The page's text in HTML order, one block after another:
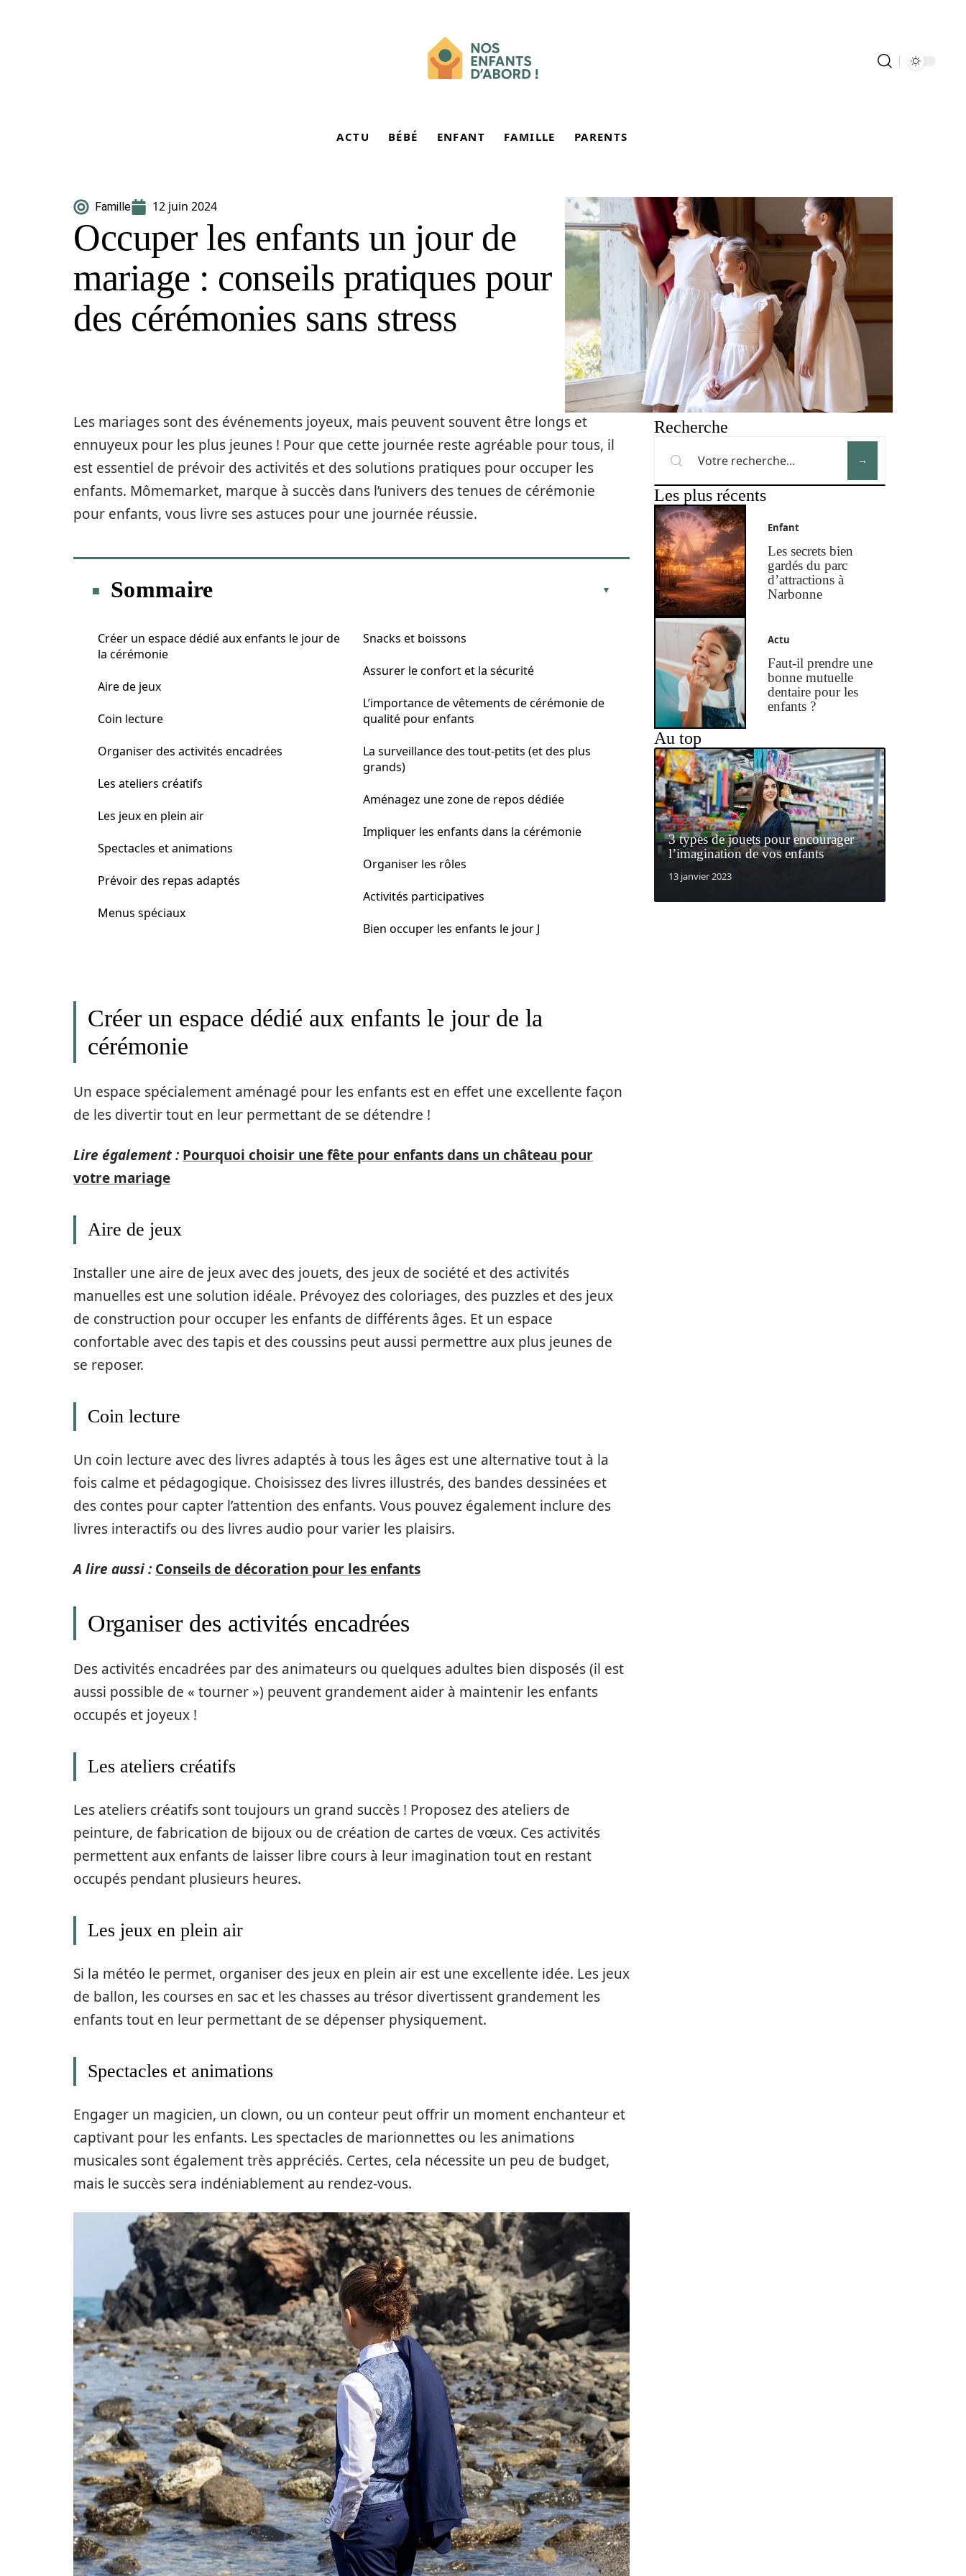
ACTU BÉBÉ ENFANT FAMILLE PARENTS
Famille 12 juin 2024
Occuper les enfants un jour de
mariage : conseils pratiques pour
des cérémonies sans stress
Les mariages sont des événements joyeux, mais peuvent souvent être longs et
ennuyeux pour les plus jeunes ! Pour que cette journée reste agréable pour tous, il
est essentiel de prévoir des activités et des solutions pratiques pour occuper les
enfants. Mômemarket, marque à succès dans l’univers des tenues de cérémonie
pour enfants, vous livre ses astuces pour une journée réussie.
Sommaire
Créer un espace dédié aux enfants le jour de
la cérémonie
Aire de jeux
Coin lecture
Organiser des activités encadrées
Les ateliers créatifs
Les jeux en plein air
Spectacles et animations
Prévoir des repas adaptés
Menus spéciaux
Snacks et boissons
Assurer le confort et la sécurité
L’importance de vêtements de cérémonie de
qualité pour enfants
La surveillance des tout-petits (et des plus
grands)
Aménagez une zone de repos dédiée
Impliquer les enfants dans la cérémonie
Organiser les rôles
Activités participatives
Bien occuper les enfants le jour J
Créer un espace dédié aux enfants le jour de la
cérémonie
Un espace spécialement aménagé pour les enfants est en effet une excellente façon
de les divertir tout en leur permettant de se détendre !
Lire également : Pourquoi choisir une fête pour enfants dans un château pour
votre mariage
Aire de jeux
Installer une aire de jeux avec des jouets, des jeux de société et des activités
manuelles est une solution idéale. Prévoyez des coloriages, des puzzles et des jeux
de construction pour occuper les enfants de différents âges. Et un espace
confortable avec des tapis et des coussins peut aussi permettre aux plus jeunes de
se reposer.
Coin lecture
Un coin lecture avec des livres adaptés à tous les âges est une alternative tout à la
fois calme et pédagogique. Choisissez des livres illustrés, des bandes dessinées et
des contes pour capter l’attention des enfants. Vous pouvez également inclure des
livres interactifs ou des livres audio pour varier les plaisirs.
A lire aussi : Conseils de décoration pour les enfants
Organiser des activités encadrées
Des activités encadrées par des animateurs ou quelques adultes bien disposés (il est
aussi possible de « tourner ») peuvent grandement aider à maintenir les enfants
occupés et joyeux !
Les ateliers créatifs
Les ateliers créatifs sont toujours un grand succès ! Proposez des ateliers de
peinture, de fabrication de bijoux ou de création de cartes de vœux. Ces activités
permettent aux enfants de laisser libre cours à leur imagination tout en restant
occupés pendant plusieurs heures.
Les jeux en plein air
Si la météo le permet, organiser des jeux en plein air est une excellente idée. Les jeux
de ballon, les courses en sac et les chasses au trésor divertissent grandement les
enfants tout en leur permettant de se dépenser physiquement.
Spectacles et animations
Engager un magicien, un clown, ou un conteur peut offrir un moment enchanteur et
captivant pour les enfants. Les spectacles de marionnettes ou les animations
musicales sont également très appréciés. Certes, cela nécessite un peu de budget,
mais le succès sera indéniablement au rendez-vous.
Recherche
Les plus récents
Enfant
Les secrets bien
gardés du parc
d’attractions à
Narbonne
Actu
Faut-il prendre une
bonne mutuelle
dentaire pour les
enfants ?
Au top
3 types de jouets pour encourager
l’imagination de vos enfants
13 janvier 2023